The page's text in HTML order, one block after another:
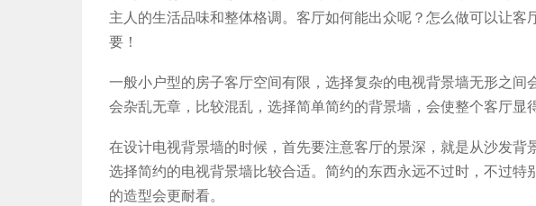
主人的生活品味和整体格调。客厅如何能出众呢？怎么做可以让
要！
一般小户型的房子客厅空间有限，选择复杂的电视背景墙无形之
会杂乱无章，比较混乱，选择简单简约的背景墙，会使整个客厅显
在设计电视背景墙的时候，首先要注意客厅的景深，就是从沙发
选择简约的电视背景墙比较合适。简约的东西永远不过时，不过
的造型会更耐看。